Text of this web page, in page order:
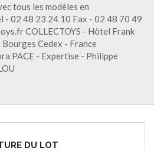
tous les modèles en
- 02 48 23 24 10 Fax - 02 48 70 49
COLLECTOYS - Hôtel Frank
Cedex - France
PACE - Expertise - Philippe
DU LOT